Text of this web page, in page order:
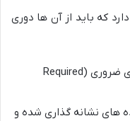
که باید از آن ها دوری
عدم ارائه ویژگی های ضروری (Required
های نشانه گذاری شده و